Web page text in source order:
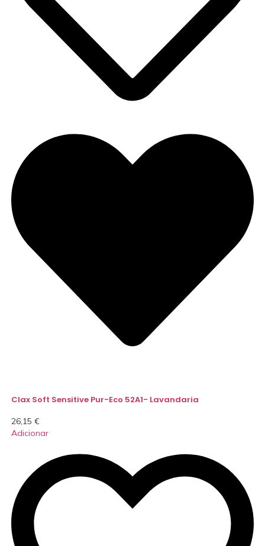
Clax Soft Sensitive Pur-Eco 52A1- Lavandaria
26,15 €
Adicionar